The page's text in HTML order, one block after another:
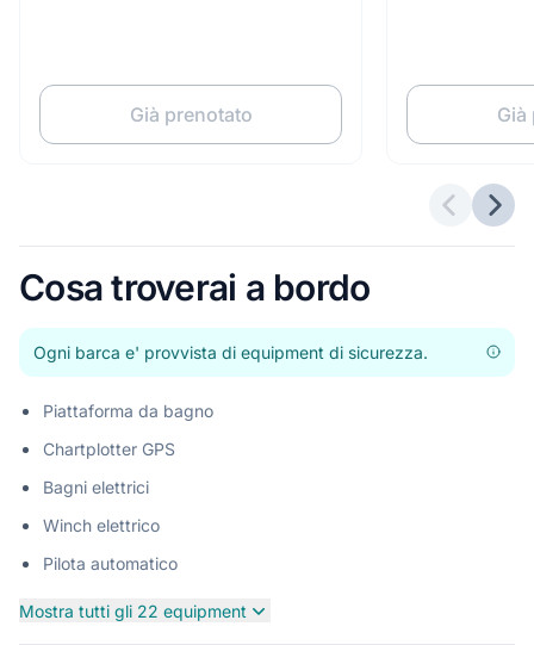
Già prenotato Già
Cosa troverai a bordo
Ogni barca e' provvista di equipment di sicurezza.
Piattaforma da bagno
Chartplotter GPS
Bagni elettrici
Winch elettrico
Pilota automatico
Mostra tutti gli 22 equipment